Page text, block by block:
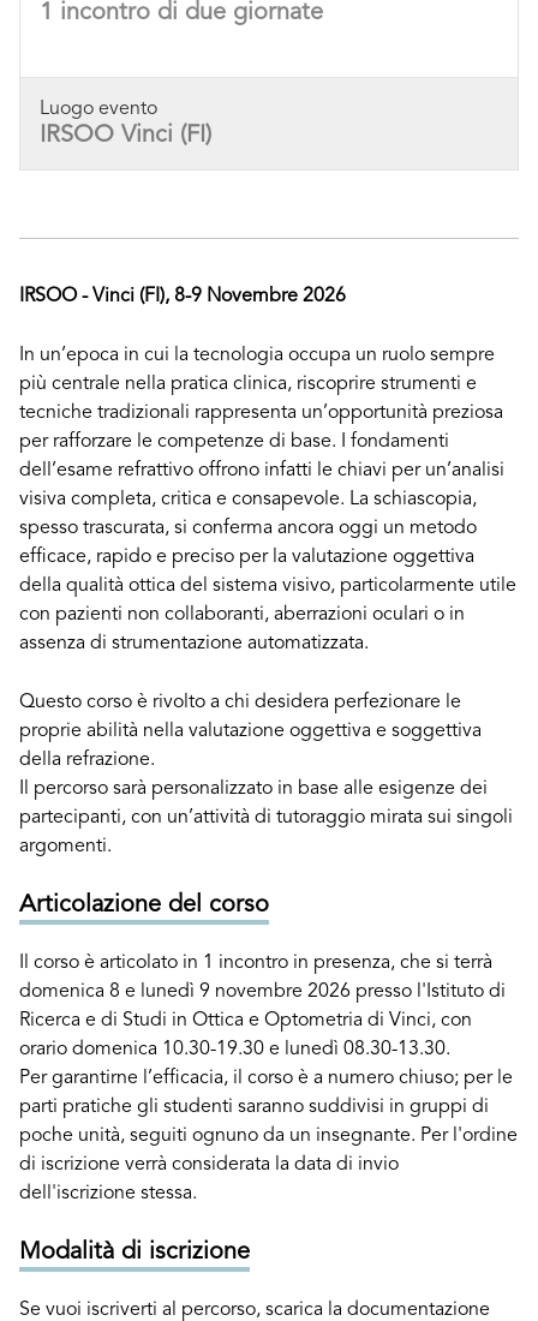
1 incontro di due giornate
Luogo evento
IRSOO Vinci (FI)
IRSOO - Vinci (FI), 8-9 Novembre 2026
In un’epoca in cui la tecnologia occupa un ruolo sempre
più centrale nella pratica clinica, riscoprire strumenti e
tecniche tradizionali rappresenta un’opportunità preziosa
per rafforzare le competenze di base. I fondamenti
dell’esame refrattivo offrono infatti le chiavi per un’analisi
visiva completa, critica e consapevole. La schiascopia,
spesso trascurata, si conferma ancora oggi un metodo
efficace, rapido e preciso per la valutazione oggettiva
della qualità ottica del sistema visivo, particolarmente utile
con pazienti non collaboranti, aberrazioni oculari o in
assenza di strumentazione automatizzata.
Questo corso è rivolto a chi desidera perfezionare le
proprie abilità nella valutazione oggettiva e soggettiva
della refrazione.
Il percorso sarà personalizzato in base alle esigenze dei
partecipanti, con un’attività di tutoraggio mirata sui singoli
argomenti.
Articolazione del corso
Il corso è articolato in 1 incontro in presenza, che si terrà
domenica 8 e lunedì 9 novembre 2026 presso l'Istituto di
Ricerca e di Studi in Ottica e Optometria di Vinci, con
orario domenica 10.30-19.30 e lunedì 08.30-13.30.
Per garantirne l’efficacia, il corso è a numero chiuso; per le
parti pratiche gli studenti saranno suddivisi in gruppi di
poche unità, seguiti ognuno da un insegnante. Per l'ordine
di iscrizione verrà considerata la data di invio
dell'iscrizione stessa.
Modalità di iscrizione
Se vuoi iscriverti al percorso, scarica la documentazione